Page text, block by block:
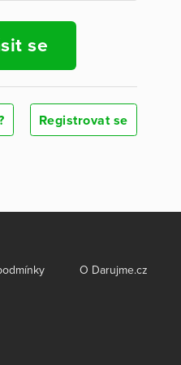
se
Registrovat se
O Darujme.cz